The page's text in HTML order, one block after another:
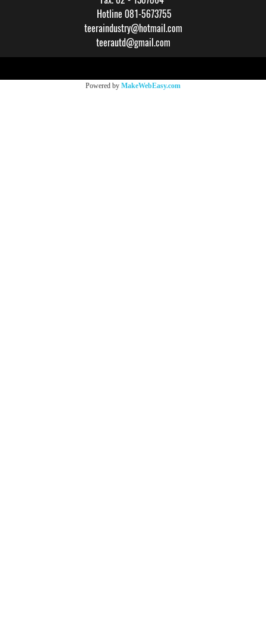
Hotline 081-5673755
teeraindustry@hotmail.com
teerautd@gmail.com
Powered by MakeWebEasy.com